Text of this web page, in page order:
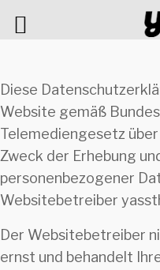
Diese
Website gemäß
Telemediengesetz
Zweck der Erhebung
personenbezogener
Websitebetreiber
Der Websitebetreiber
ernst und behandelt